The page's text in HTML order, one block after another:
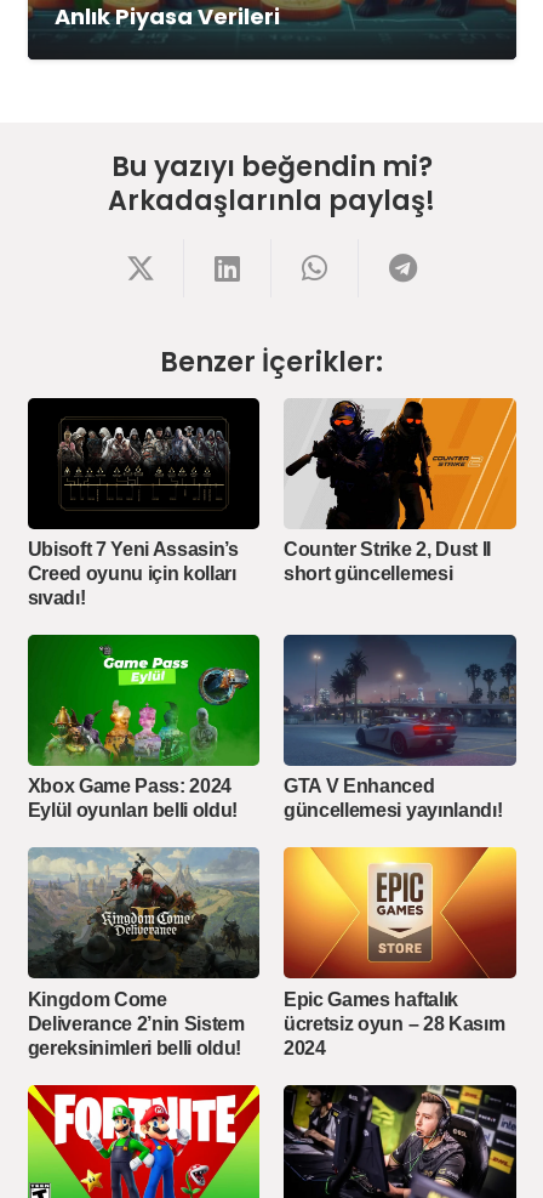
Anlık Piyasa Verileri
Bu yazıyı beğendin mi?
Arkadaşlarınla paylaş!
Benzer İçerikler:
Ubisoft 7 Yeni Assasin’s
Creed oyunu için kolları
sıvadı!
Counter Strike 2, Dust II
short güncellemesi
Xbox Game Pass: 2024
Eylül oyunları belli oldu!
GTA V Enhanced
güncellemesi yayınlandı!
Kingdom Come
Deliverance 2’nin Sistem
gereksinimleri belli oldu!
Epic Games haftalık
ücretsiz oyun – 28 Kasım
2024